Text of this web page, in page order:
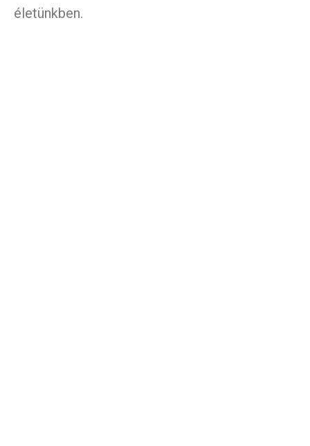
életünkben.